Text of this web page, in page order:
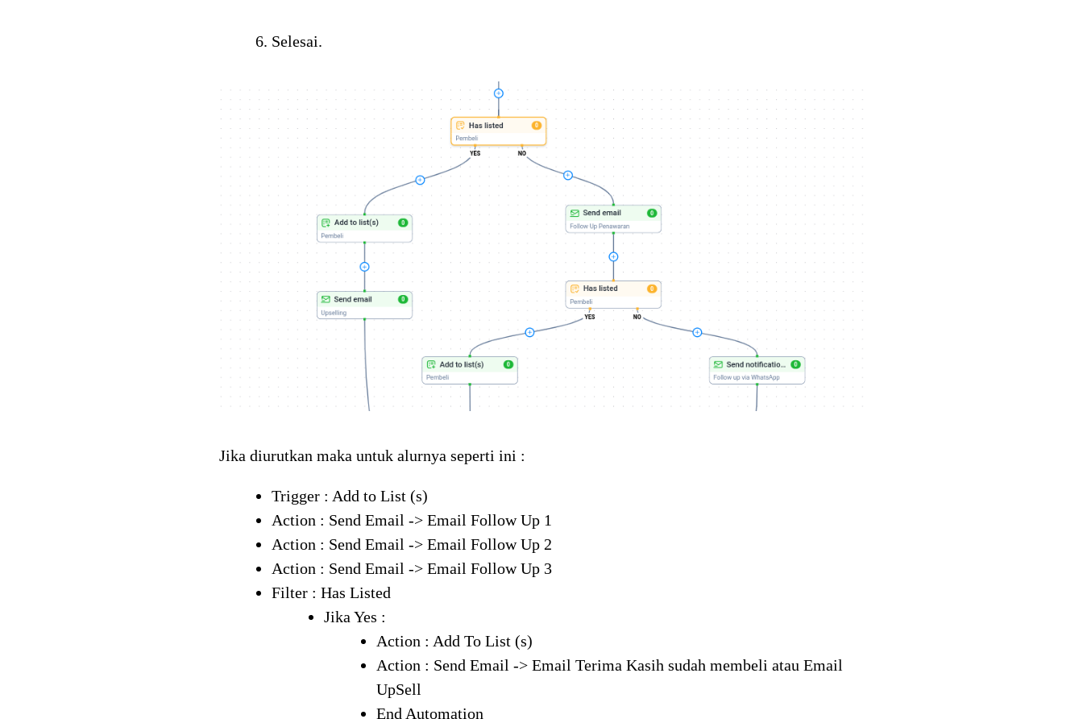
Selesai.
Jika diurutkan maka untuk alurnya seperti ini :
Trigger : Add to List (s)
Action : Send Email -> Email Follow Up 1
Action : Send Email -> Email Follow Up 2
Action : Send Email -> Email Follow Up 3
Filter : Has Listed
Jika Yes :
Action : Add To List (s)
Action : Send Email -> Email Terima Kasih sudah membeli atau Email
UpSell
End Automation